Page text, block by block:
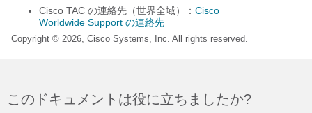
Cisco TAC の連絡先（世界全域）： Cisco
Worldwide Support の連絡先
Copyright © 2026, Cisco Systems, Inc. All rights reserved.
このドキュメントは役に立ちましたか?